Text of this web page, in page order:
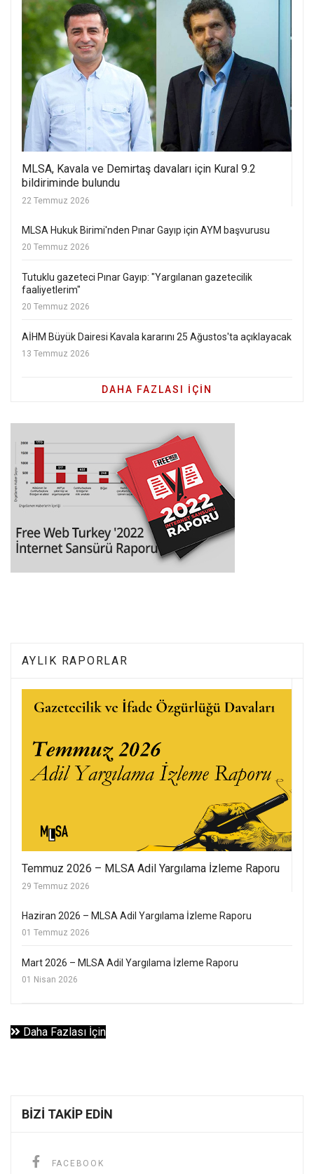
MLSA, Kavala ve Demirtaş davaları için Kural 9.2
bildiriminde bulundu
22 Temmuz 2026
MLSA Hukuk Birimi'nden Pınar Gayıp için AYM başvurusu
20 Temmuz 2026
Tutuklu gazeteci Pınar Gayıp: "Yargılanan gazetecilik
faaliyetlerim"
20 Temmuz 2026
AİHM Büyük Dairesi Kavala kararını 25 Ağustos'ta açıklayacak
13 Temmuz 2026
DAHA FAZLASI IÇIN
AYLIK RAPORLAR
Temmuz 2026 – MLSA Adil Yargılama İzleme Raporu
29 Temmuz 2026
Haziran 2026 – MLSA Adil Yargılama İzleme Raporu
01 Temmuz 2026
Mart 2026 – MLSA Adil Yargılama İzleme Raporu
01 Nisan 2026
Daha Fazlası İçin
BIZI TAKIP EDIN
FACEBOOK